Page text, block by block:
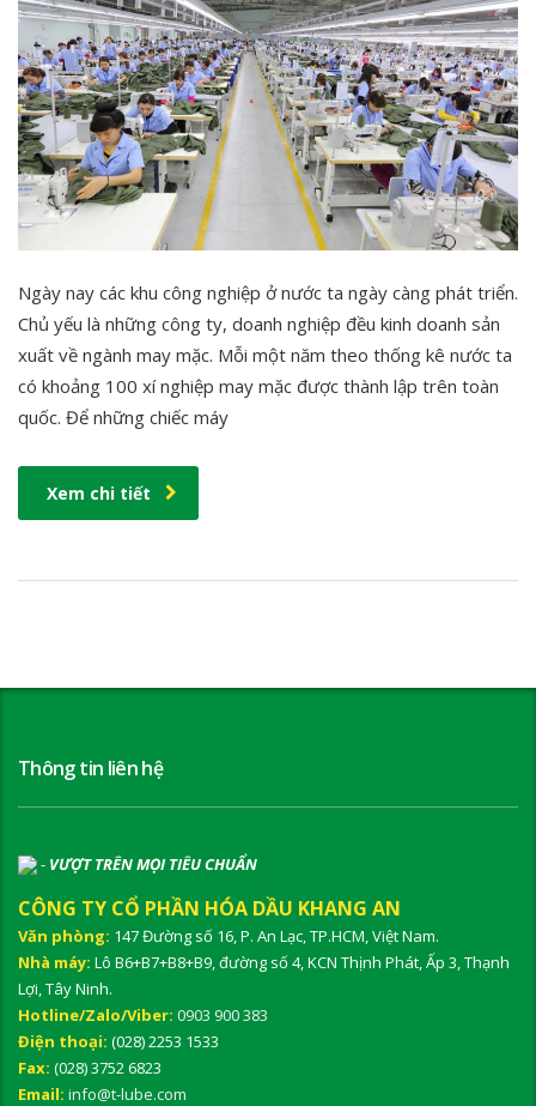
Ngày nay các khu công nghiệp ở nước ta ngày càng phát triển.
Chủ yếu là những công ty, doanh nghiệp đều kinh doanh sản
xuất về ngành may mặc. Mỗi một năm theo thống kê nước ta
có khoảng 100 xí nghiệp may mặc được thành lập trên toàn
quốc. Để những chiếc máy
Xem chi tiết
Thông tin liên hệ
- VƯỢT TRÊN MỌI TIÊU CHUẨN
CÔNG TY CỔ PHẦN HÓA DẦU KHANG AN
Văn phòng: 147 Đường số 16, P. An Lạc, TP.HCM, Việt Nam.
Nhà máy: Lô B6+B7+B8+B9, đường số 4, KCN Thịnh Phát, Ấp 3, Thạnh
Lợi, Tây Ninh.
Hotline/Zalo/Viber: 0903 900 383
Điện thoại: (028) 2253 1533
Fax: (028) 3752 6823
Email: info@t-lube.com